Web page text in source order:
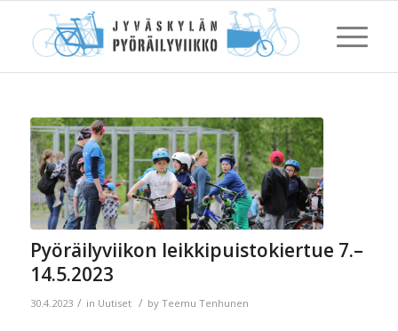
Pyöräilyviikon leikkipuistokiertue 7.–
14.5.2023
30.4.2023 / in Uutiset / by Teemu Tenhunen